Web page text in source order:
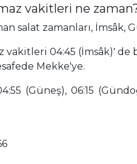
vakitleri ne
salat zamanları, İmsâk,
04:45 (İmsâk)' de
Mekke'ye.
(Güneş), 06:15